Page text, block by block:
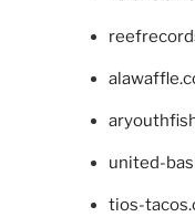
united-
tios-